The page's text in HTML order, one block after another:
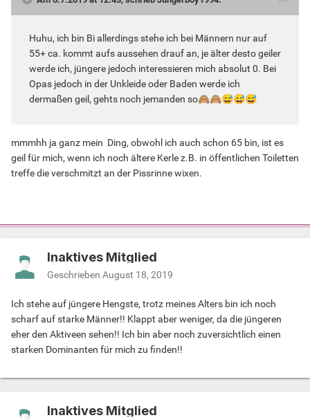
Huhu, ich bin Bi allerdings stehe ich bei Männern nur auf
55+ ca. kommt aufs aussehen drauf an, je älter desto geiler
werde ich, jüngere jedoch interessieren mich absolut 0. Bei
Opas jedoch in der Unkleide oder Baden werde ich
dermaßen geil, gehts noch jemanden so🙈🙈😅😅😅
mmmhh ja ganz mein Ding, obwohl ich auch schon 65 bin, ist es
geil für mich, wenn ich noch ältere Kerle z.B. in öffentlichen Toiletten
treffe die verschmitzt an der Pissrinne wixen.
Inaktives Mitglied
Geschrieben August 18, 2019
Ich stehe auf jüngere Hengste, trotz meines Alters bin ich noch
scharf auf starke Männer!! Klappt aber weniger, da die jüngeren
eher den Aktiveen sehen!! Ich bin aber noch zuversichtlich einen
starken Dominanten für mich zu finden!!
Inaktives Mitglied